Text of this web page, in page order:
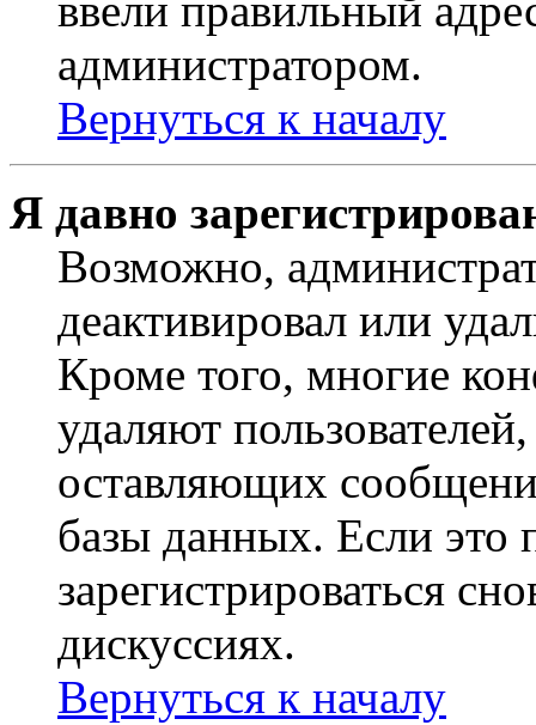
администратором.
Вернуться к началу
Я давно
Возможно,
деактивировал или
Кроме того, многие
удаляют
оставляющих
базы данных. Если это
зарегистрироваться
дискуссиях.
Вернуться к началу